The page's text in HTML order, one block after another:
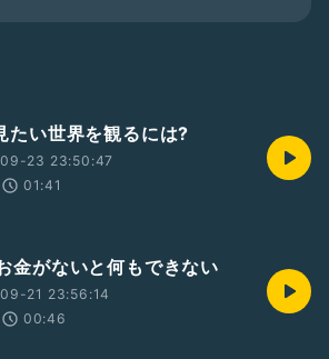
たい世界を観るには?
23 23:50:47
01:41
金がないと何もできない
21 23:56:14
00:46